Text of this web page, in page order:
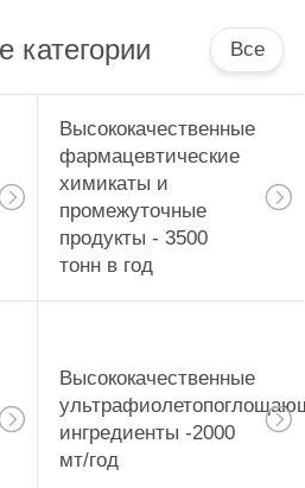
категории Все
Высококачественные
фармацевтические
химикаты и
промежуточные
продукты - 3500
тонн в год
Высококачественные
ингредиенты -2000
мт/год